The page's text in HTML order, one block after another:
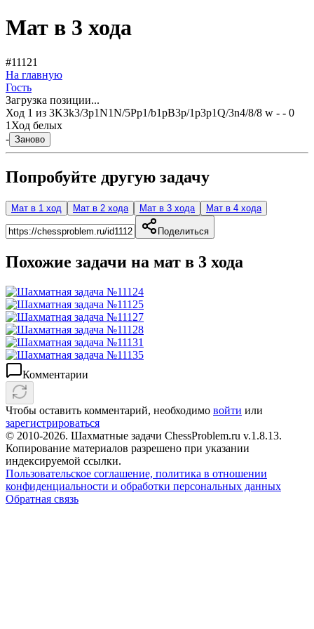
Мат в 3 хода
#11121
На главную
Гость
Загрузка позиции...
Ход 1 из 3K3k3/3p1N1N/5Pp1/b1pB3p/1p3p1Q/3n4/8/8 w - - 0
1 Ход белых
- Заново
Попробуйте другую задачу
Мат в 1 ход Мат в 2 хода Мат в 3 хода Мат в 4 хода
Поделиться
Похожие задачи на мат в 3 хода
Комментарии
Чтобы оставить комментарий, необходимо войти или
зарегистрироваться
© 2010-2026. Шахматные задачи ChessProblem.ru v.1.8.13.
Копирование материалов разрешено при указании
индексируемой ссылки.
Пользовательское соглашение, политика в отношении
конфиденциальности и обработки персональных данных
Обратная связь